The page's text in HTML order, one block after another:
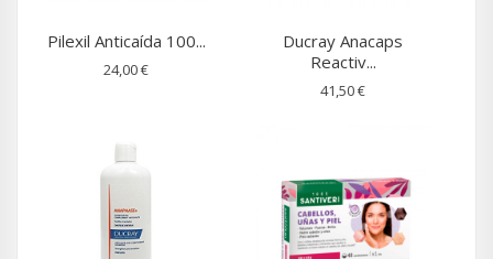
Pilexil Anticaída 100...
24,00 €
Ducray Anacaps
Reactiv...
41,50 €